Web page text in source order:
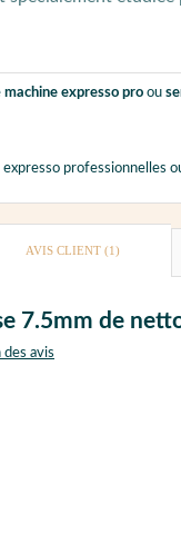
machine expresso pro ou
expresso professionnelles
AVIS CLIENT (1)
7.5mm de
avis